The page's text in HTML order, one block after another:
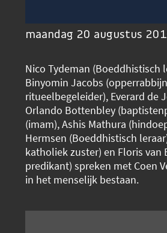
maandag 20 augustus
Nico Tydeman (Boeddhistisch
Binyomin Jacobs
ritueelbegeleider), Everard de
Orlando Bottenbley
(imam), Ashis Mathura
Hermsen (Boeddhistisch
katholiek zuster) en Floris
predikant) spreken met Coen
in het menselijk bestaan.